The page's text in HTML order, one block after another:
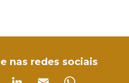
nas redes sociais